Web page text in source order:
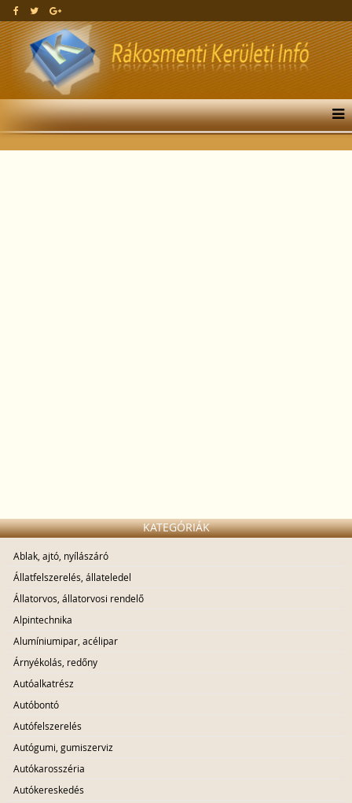
KATEGÓRIÁK
Ablak, ajtó, nyílászáró
Állatfelszerelés, állateledel
Állatorvos, állatorvosi rendelő
Alpintechnika
Alumíniumipar, acélipar
Árnyékolás, redőny
Autóalkatrész
Autóbontó
Autófelszerelés
Autógumi, gumiszerviz
Autókarosszéria
Autókereskedés